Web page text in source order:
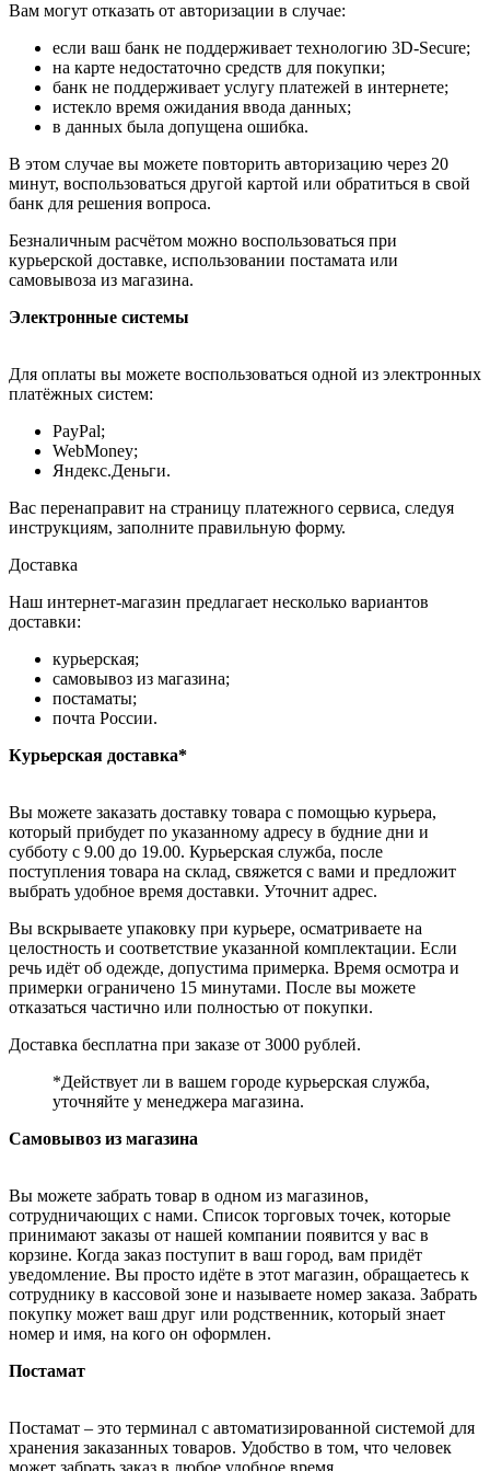
Вам могут отказать от авторизации в случае:
если ваш банк не поддерживает технологию 3D-Secure;
на карте недостаточно средств для покупки;
банк не поддерживает услугу платежей в интернете;
истекло время ожидания ввода данных;
в данных была допущена ошибка.
В этом случае вы можете повторить авторизацию через 20
минут, воспользоваться другой картой или обратиться в свой
банк для решения вопроса.
Безналичным расчётом можно воспользоваться при
курьерской доставке, использовании постамата или
самовывоза из магазина.
Электронные системы
Для оплаты вы можете воспользоваться одной из электронных
платёжных систем:
PayPal;
WebMoney;
Яндекс.Деньги.
Вас перенаправит на страницу платежного сервиса, следуя
инструкциям, заполните правильную форму.
Доставка
Наш интернет-магазин предлагает несколько вариантов
доставки:
курьерская;
самовывоз из магазина;
постаматы;
почта России.
Курьерская доставка*
Вы можете заказать доставку товара с помощью курьера,
который прибудет по указанному адресу в будние дни и
субботу с 9.00 до 19.00. Курьерская служба, после
поступления товара на склад, свяжется с вами и предложит
выбрать удобное время доставки. Уточнит адрес.
Вы вскрываете упаковку при курьере, осматриваете на
целостность и соответствие указанной комплектации. Если
речь идёт об одежде, допустима примерка. Время осмотра и
примерки ограничено 15 минутами. После вы можете
отказаться частично или полностью от покупки.
Доставка бесплатна при заказе от 3000 рублей.
*Действует ли в вашем городе курьерская служба,
уточняйте у менеджера магазина.
Самовывоз из магазина
Вы можете забрать товар в одном из магазинов,
сотрудничающих с нами. Список торговых точек, которые
принимают заказы от нашей компании появится у вас в
корзине. Когда заказ поступит в ваш город, вам придёт
уведомление. Вы просто идёте в этот магазин, обращаетесь к
сотруднику в кассовой зоне и называете номер заказа. Забрать
покупку может ваш друг или родственник, который знает
номер и имя, на кого он оформлен.
Постамат
Постамат – это терминал с автоматизированной системой для
хранения заказанных товаров. Удобство в том, что человек